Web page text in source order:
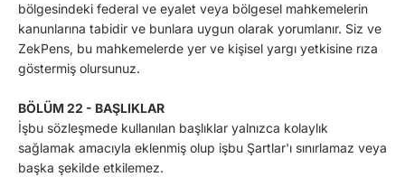
bölgesindeki federal ve eyalet veya bölgesel mahkemelerin
kanunlarına tabidir ve bunlara uygun olarak yorumlanır. Siz ve
ZekPens, bu mahkemelerde yer ve kişisel yargı yetkisine rıza
göstermiş olursunuz.
BÖLÜM 22 - BAŞLIKLAR
İşbu sözleşmede kullanılan başlıklar yalnızca kolaylık
sağlamak amacıyla eklenmiş olup işbu Şartlar'ı sınırlamaz veya
başka şekilde etkilemez.